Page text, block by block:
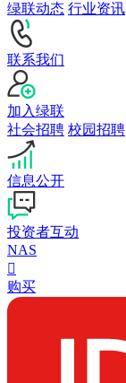
绿联动态 行业资讯
联系我们
加入绿联
社会招聘 校园招聘
信息公开
投资者互动
NAS

购买